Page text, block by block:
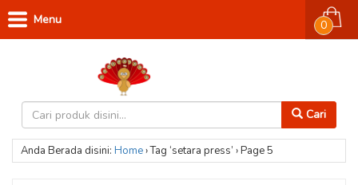
Cari
0
Menu
Anda Berada disini: Home›Tag ‘setara press’ ›Page 5